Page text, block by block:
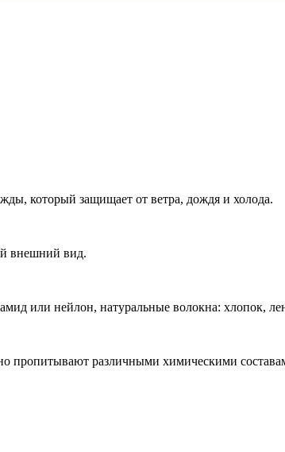
который защищает от ветра, дождя и холода.
внешний вид.
или нейлон, натуральные волокна: хлопок,
пропитывают различными химическими